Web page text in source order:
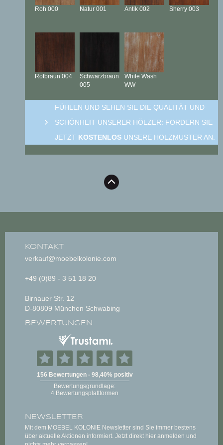
Roh 000 Natur 001 Antik 002 Sherry 003
Rotbraun 004
Schwarzbraun
005
White Wash
WW
FÜHLEN UND SEHEN SIE DIE QUALITÄT UND
SCHÖNHEIT UNSERER HÖLZER: FORDERN SIE
JETZT KOSTENLOS UNSERE HOLZMUSTER AN.
KONTAKT
verkauf@moebelkolonie.com
+49 (0)89 - 3 51 18 20
Birnauer Str. 12
D-80809 München Schwabing
BEWERTUNGEN
NEWSLETTER
Mit dem MOEBEL KOLONIE Newsletter sind Sie immer bestens
über aktuelle Aktionen informiert. Jetzt direkt hier anmelden und